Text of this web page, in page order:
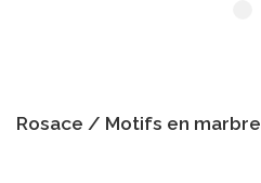
Rosace / Motifs en marbre